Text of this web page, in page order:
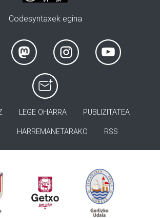
Codesyntaxek egina
LEGE OHARRA PUBLIZITATEA
HARREMANETARAKO RSS